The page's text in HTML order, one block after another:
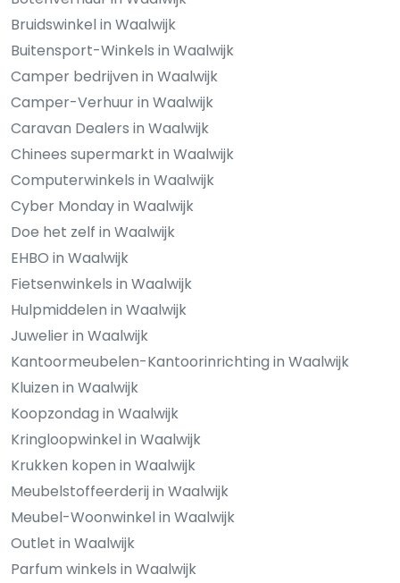
Bruidswinkel in Waalwijk
Buitensport-Winkels in Waalwijk
Camper bedrijven in Waalwijk
Camper-Verhuur in Waalwijk
Caravan Dealers in Waalwijk
Chinees supermarkt in Waalwijk
Computerwinkels in Waalwijk
Cyber Monday in Waalwijk
Doe het zelf in Waalwijk
EHBO in Waalwijk
Fietsenwinkels in Waalwijk
Hulpmiddelen in Waalwijk
Juwelier in Waalwijk
Kantoormeubelen-Kantoorinrichting in Waalwijk
Kluizen in Waalwijk
Koopzondag in Waalwijk
Kringloopwinkel in Waalwijk
Krukken kopen in Waalwijk
Meubelstoffeerderij in Waalwijk
Meubel-Woonwinkel in Waalwijk
Outlet in Waalwijk
Parfum winkels in Waalwijk